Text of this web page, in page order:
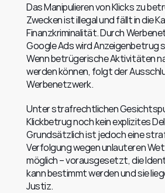
Das Manipulieren von Klicks zu
Zwecken ist illegal und fällt in die
Finanzkriminalität. Durch
Google Ads wird
Wenn betrügerische Aktivitäten
werden können, folgt der
Werbenetzwerk.
Unter strafrechtlichen
Klickbetrug noch kein explizites
Grundsätzlich ist jedoch eine
Verfolgung wegen unlauteren
möglich – vorausgesetzt, die
kann bestimmt werden und sie
Justiz.